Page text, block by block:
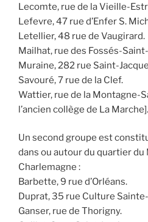
Lecomte, rue de la Vieille-
Lefevre, 47 rue d’Enfer S.
Letellier, 48 rue de Vaugirard.
Mailhat, rue des Fossés-
Muraine, 282 rue Saint-
Savouré, 7 rue de la Clef.
Wattier, rue de la Montagne-
l’ancien collège de La Marche].
Un second groupe est
dans ou autour du quartier du
Charlemagne :
Barbette, 9 rue d’Orléans.
Duprat, 35 rue Culture
Ganser, rue de Thorigny.